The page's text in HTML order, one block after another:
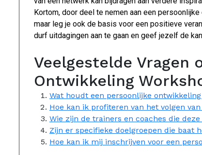
Kortom, door deel te nemen aan een
maar leg je ook de basis voor een positieve
durf uitdagingen aan te gaan en geef jezelf de
Veelgestelde Vragen
Ontwikkeling
Wat houdt een persoonlijke
Hoe kan ik profiteren van het volgen
Wie zijn de trainers en coaches die
Zijn er specifieke doelgroepen die baat
Hoe kan ik mij inschrijven voor een